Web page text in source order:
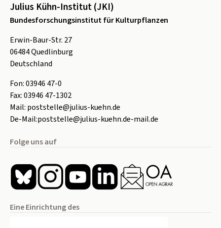
Julius Kühn-Institut (JKI)
Bundesforschungsinstitut für Kulturpflanzen
Erwin-Baur-Str. 27
06484Quedlinburg
Deutschland
Fon:03946 47-0
Fax:03946 47-1302
Mail: poststelle@julius-kuehn.de
De-Mail:poststelle@julius-kuehn.de-mail.de
Folge uns auf
Eine Einrichtung des